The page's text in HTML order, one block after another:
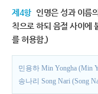
제4항 인명은 성과 이름
칙으로 하되 음절 사이에
를 허용함.)
민용하 Min Yongha (Min
송나리 Song Nari (Song